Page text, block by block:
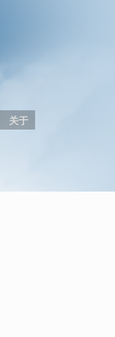
关于